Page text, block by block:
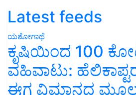
Latest feeds
ಯಶೋಗಾಥೆ
ಕೃಷಿಯಿಂದ 100
ವಹಿವಾಟು:
ಈಗ ವಿಮಾನದ ಮೂಲಕ